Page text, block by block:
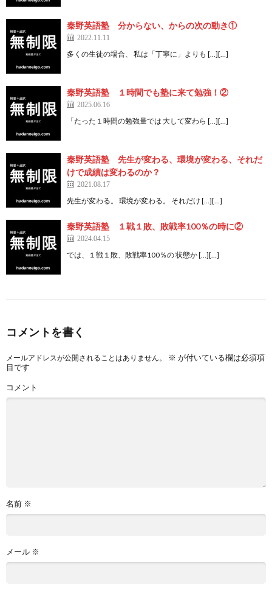
秦野英語塾 分からない、からの次の動き①
2022.11.11
多くの生徒の場合、 私は「丁寧に」よりも […][…]
秦野英語塾 １時間でも塾に来て勉強！②
2025.06.16
「たった１時間の勉強量では 大して変わら […][…]
秦野英語塾 先生が変わる、環境が変わる、それだ
けで成績は変わるのか？
2021.08.17
先生が変わる。 環境が変わる。 それだけ […][…]
秦野英語塾 １戦１敗、敗戦率100％の時に②
2024.04.15
では、１戦１敗、敗戦率100％の 状態か […][…]
コメントを書く
メールアドレスが公開されることはありません。 ※ が付いている欄は必須項
目です
コメント
名前 ※
メール ※